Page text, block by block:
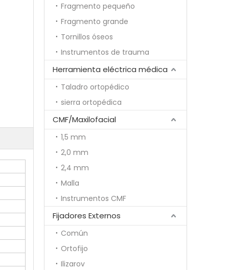
Fragmento pequeño
Fragmento grande
Tornillos óseos
Instrumentos de trauma
Herramienta eléctrica médica
Taladro ortopédico
sierra ortopédica
CMF/Maxilofacial
1,5 mm
2,0 mm
2,4 mm
Malla
Instrumentos CMF
Fijadores Externos
Común
Ortofijo
Ilizarov